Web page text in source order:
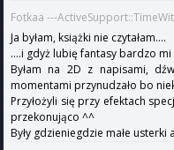
Fotkaa ---
Ja byłam, książki nie czytałam....
....i gdyż lubię fantasy bardzo
Byłam na 2D z napisami,
momentami przynudzało bo
Przyłożyli się przy efektach
przekonująco ^^
Były gdzieniegdzie małe